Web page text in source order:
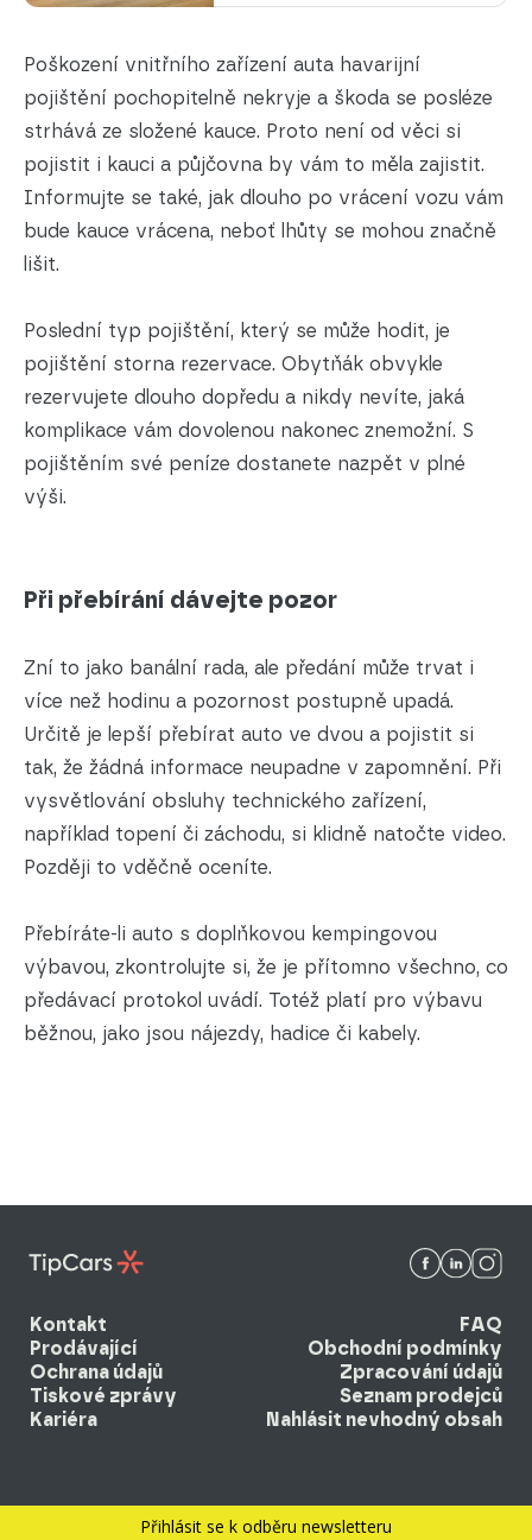
Poškození vnitřního zařízení auta havarijní
pojištění pochopitelně nekryje a škoda se posléze
strhává ze složené kauce. Proto není od věci si
pojistit i kauci a půjčovna by vám to měla zajistit.
Informujte se také, jak dlouho po vrácení vozu vám
bude kauce vrácena, neboť lhůty se mohou značně
lišit.
Poslední typ pojištění, který se může hodit, je
pojištění storna rezervace. Obytňák obvykle
rezervujete dlouho dopředu a nikdy nevíte, jaká
komplikace vám dovolenou nakonec znemožní. S
pojištěním své peníze dostanete nazpět v plné
výši.
Při přebírání dávejte pozor
Zní to jako banální rada, ale předání může trvat i
více než hodinu a pozornost postupně upadá.
Určitě je lepší přebírat auto ve dvou a pojistit si
tak, že žádná informace neupadne v zapomnění. Při
vysvětlování obsluhy technického zařízení,
například topení či záchodu, si klidně natočte video.
Později to vděčně oceníte.
Přebíráte-li auto s doplňkovou kempingovou
výbavou, zkontrolujte si, že je přítomno všechno, co
předávací protokol uvádí. Totéž platí pro výbavu
běžnou, jako jsou nájezdy, hadice či kabely.
Kontakt
FAQ
Prodávající
Obchodní podmínky
Ochrana údajů
Zpracování údajů
Tiskové zprávy
Seznam prodejců
Kariéra
Nahlásit nevhodný obsah
Přihlásit se k odběru newsletteru